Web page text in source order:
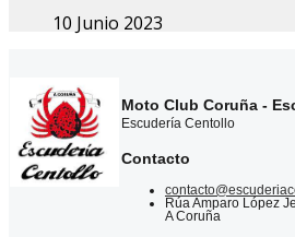
10 Junio 2023
Moto Club Coruña -
Escudería Centollo
Contacto
Rúa Amparo López
A Coruña